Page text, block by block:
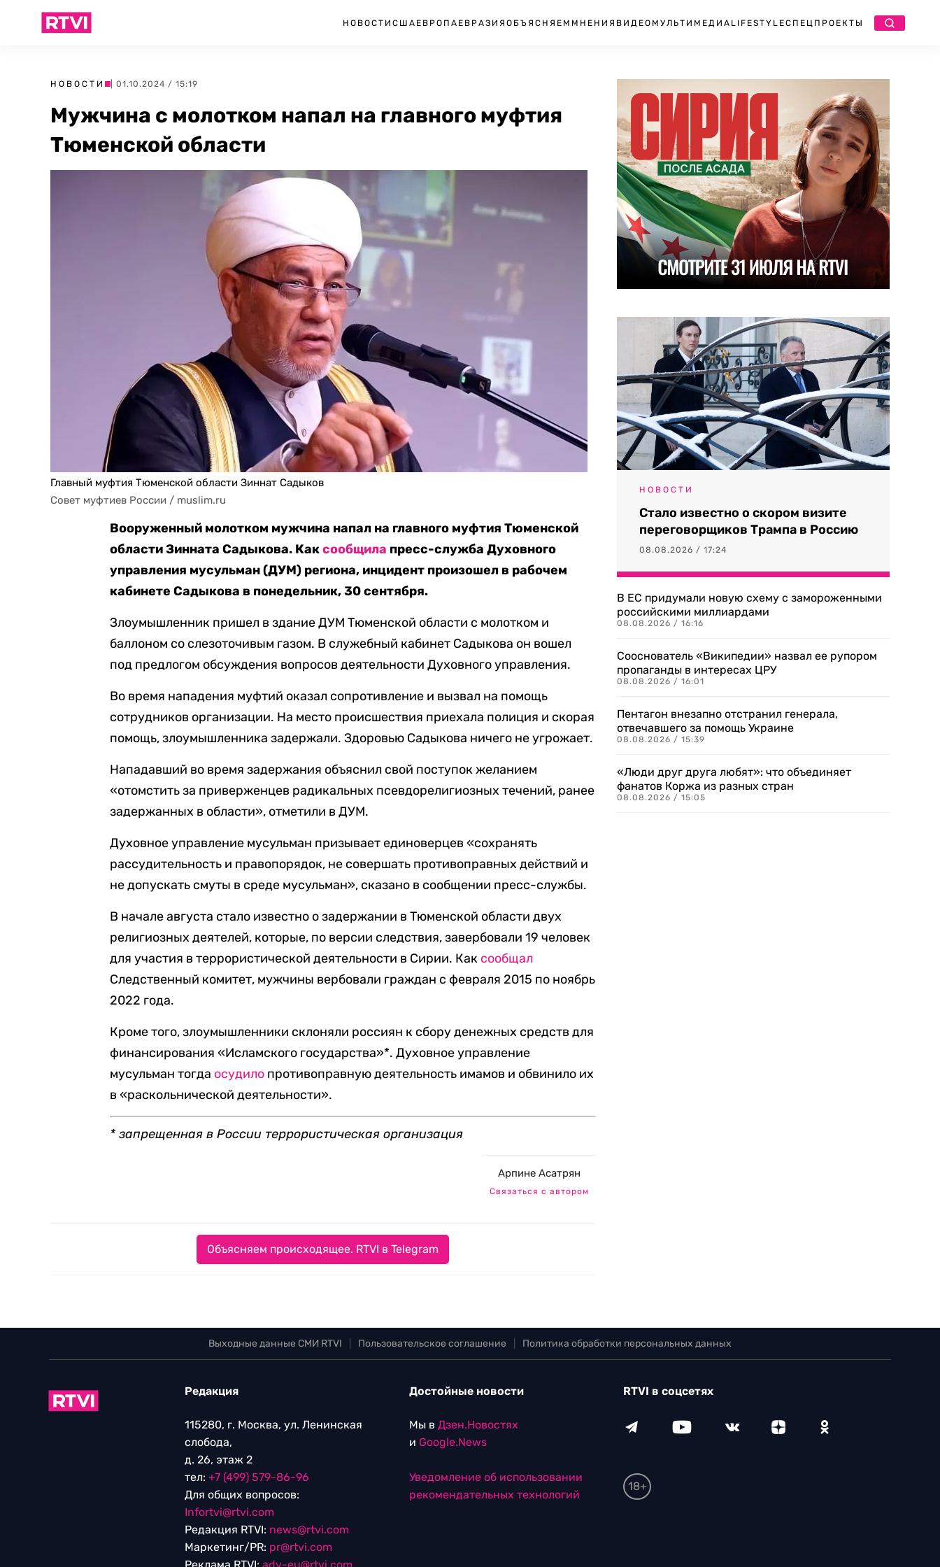
НОВОСТИ США ЕВРОПА ЕВРАЗИЯ ОБЪЯСНЯЕМ МНЕНИЯ ВИДЕО МУЛЬТИМЕДИА LIFESTYLEСПЕЦПРОЕКТЫ
НОВОСТИ | 01.10.2024 / 15:19
Мужчина с молотком напал на главного муфтия
Тюменской области
Главный муфтия Тюменской области Зиннат Садыков
Совет муфтиев России / muslim.ru
Вооруженный молотком мужчина напал на главного муфтия Тюменской
области Зинната Садыкова. Каксообщила пресс-служба Духовного
управления мусульман (ДУМ) региона, инцидент произошел в рабочем
кабинете Садыкова в понедельник, 30 сентября.
Злоумышленник пришел в здание ДУМ Тюменской области с молотком и
баллоном со слезоточивым газом. В служебный кабинет Садыкова он вошел
под предлогом обсуждения вопросов деятельности Духовного управления.
Во время нападения муфтий оказал сопротивление и вызвал на помощь
сотрудников организации. На место происшествия приехала полиция и скорая
помощь, злоумышленника задержали. Здоровью Садыкова ничего не угрожает.
Нападавший во время задержания объяснил свой поступок желанием
«отомстить за приверженцев радикальных псевдорелигиозных течений, ранее
задержанных в области», отметили в ДУМ.
Духовное управление мусульман призывает единоверцев «сохранять
рассудительность и правопорядок, не совершать противоправных действий и
не допускать смуты в среде мусульман», сказано в сообщении пресс-службы.
В начале августа стало известно о задержании в Тюменской области двух
религиозных деятелей, которые, по версии следствия, завербовали 19 человек
для участия в террористической деятельности в Сирии. Как сообщал
Следственный комитет, мужчины вербовали граждан с февраля 2015 по ноябрь
2022 года.
Кроме того, злоумышленники склоняли россиян к сбору денежных средств для
финансирования «Исламского государства»*. Духовное управление
мусульман тогда осудило противоправную деятельность имамов и обвинило их
в «раскольнической деятельности».
* запрещенная в России террористическая организация
Арпине Асатрян
Связаться с автором
Объясняем происходящее. RTVI в Telegram
НОВОСТИ
Стало известно о скором визите
переговорщиков Трампа в Россию
08.08.2026 / 17:24
В ЕС придумали новую схему с замороженными
российскими миллиардами
08.08.2026 / 16:16
Сооснователь «Википедии» назвал ее рупором
пропаганды в интересах ЦРУ
08.08.2026 / 16:01
Пентагон внезапно отстранил генерала,
отвечавшего за помощь Украине
08.08.2026 / 15:39
«Люди друг друга любят»: что объединяет
фанатов Коржа из разных стран
08.08.2026 / 15:05
Выходные данные СМИ RTVI Пользовательское соглашение Политика обработки персональных данных
Редакция
115280, г. Москва, ул. Ленинская
слобода,
д. 26, этаж 2
тел: +7 (499) 579-86-96
Для общих вопросов:
Infortvi@rtvi.com
Редакция RTVI: news@rtvi.com
Маркетинг/PR: pr@rtvi.com
Достойные новости
Мы в Дзен.Новостях
и Google.News
Уведомление об использовании
рекомендательных технологий
RTVI в соцсетях
18+